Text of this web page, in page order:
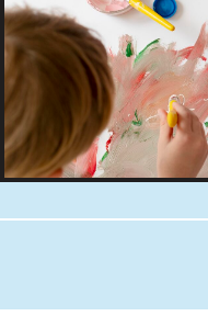
программа
развитие
социальных
подростков
для